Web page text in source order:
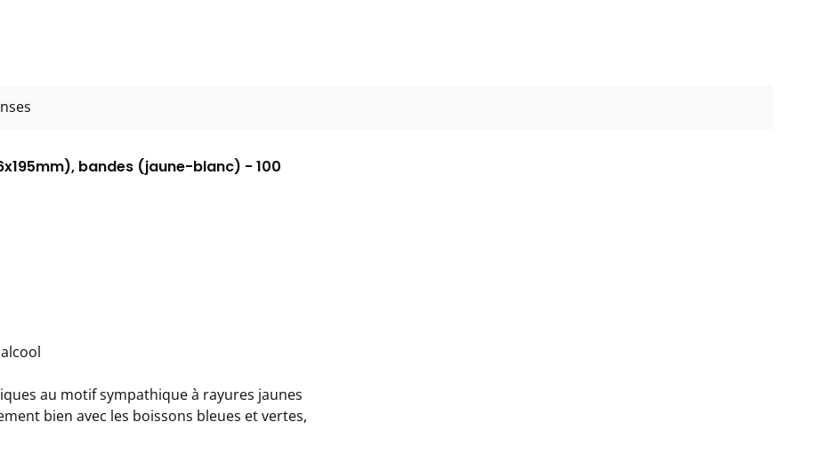
bandes (jaune-blanc) - 100
au motif sympathique à rayures jaunes
bien avec les boissons bleues et vertes,